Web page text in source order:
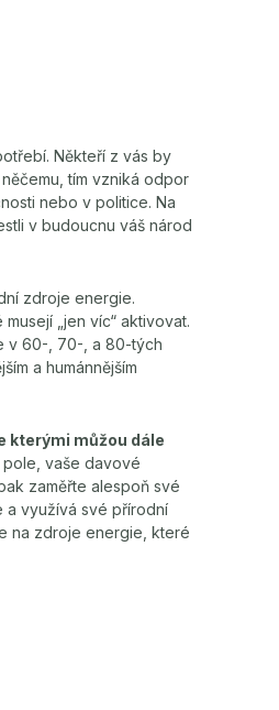
Někteří z vás by
tím vzniká odpor
nebo v politice. Na
v budoucnu váš národ
zdroje energie.
musejí „jen víc“ aktivovat.
v 60-, 70-, a 80-tých
a humánnějším
kterými můžou dále
pole, vaše davové
zaměřte alespoň své
a využívá své přírodní
na zdroje energie, které